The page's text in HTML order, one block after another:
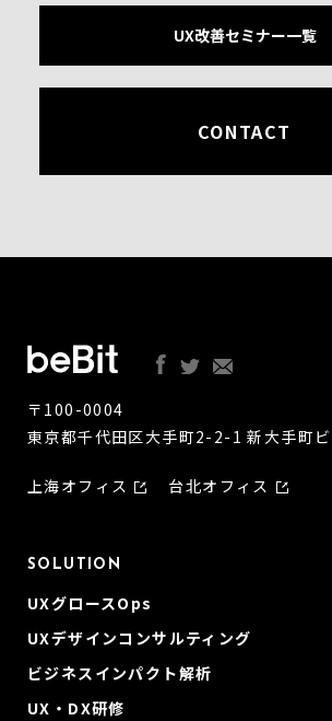
UX改善セミナー一覧
CONTACT
〒100-0004
東京都千代田区大手町2-2-1 新大手町
上海オフィス 台北オフィス
SOLUTION
UXグロースOps
UXデザインコンサルティング
ビジネスインパクト解析
UX・DX研修